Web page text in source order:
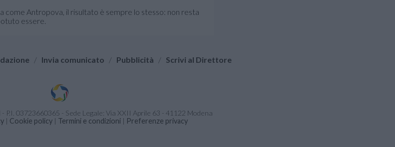
Antropova, il risultato è sempre lo stesso: non resta
essere.
/ Invia comunicato / Pubblicità / Scrivi al Direttore
P.I. 03723660365 - Sede Legale: Via XXII Aprile 63 - 41122 Modena
| Cookie policy | Termini e condizioni | Preferenze privacy